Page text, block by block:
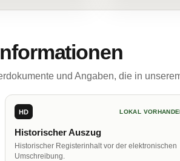
und Angaben, die in
HD LOKAL
Historischer Auszug
Historischer Registerinhalt vor der elektronischen
Umschreibung.